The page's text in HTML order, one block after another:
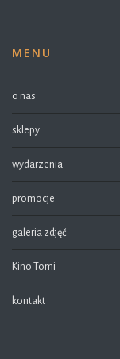
MENU
o nas
sklepy
wydarzenia
promocje
galeria zdjęć
Kino Tomi
kontakt